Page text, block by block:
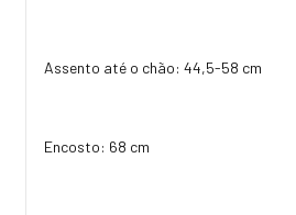
Assento até o chão: 44,5-58 cm
Encosto: 68 cm